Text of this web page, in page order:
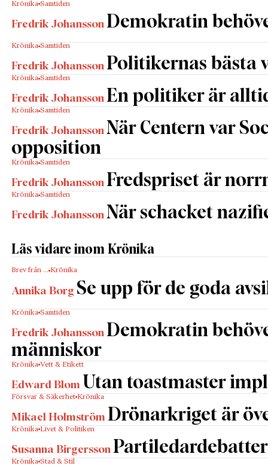
Krönika Samtiden
Fredrik Johansson Demokratin
Krönika Samtiden
Fredrik Johansson Politikernas bästa
Krönika Samtiden
Fredrik Johansson En politiker är
Krönika Samtiden
Fredrik Johansson När Centern var
opposition
Krönika Samtiden
Fredrik Johansson Fredspriset är
Krönika Samtiden
Fredrik Johansson När schacket
Läs vidare inom Krönika
Brev från … Krönika
Annika Borg Se upp för de goda
Krönika Samtiden
Fredrik Johansson Demokratin
människor
Krönika Vett & Etikett
Edward Blom Utan toastmaster
Försvar & Säkerhet Krönika
Mikael Holmström Drönarkriget är
Krönika Livet & Politiken
Susanna Birgersson
Krönika Stad & Stil